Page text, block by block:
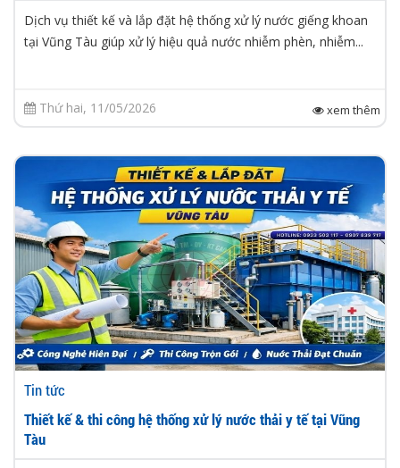
Dịch vụ thiết kế và lắp đặt hệ thống xử lý nước giếng khoan
tại Vũng Tàu giúp xử lý hiệu quả nước nhiễm phèn, nhiễm...
Thứ hai, 11/05/2026 xem thêm
Tin tức
Thiết kế & thi công hệ thống xử lý nước thải y tế tại Vũng
Tàu